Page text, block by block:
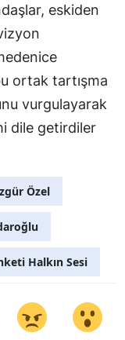
eskiden
ortak tartışma
vurgulayarak
dile getirdiler
Özel
Halkın Sesi